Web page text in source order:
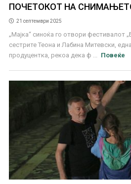
ПОЧЕТОКОТ НА
21 септември 2025
„Мајка“ синоќа го отвори фестивалот
сестрите Теона и Лабина Митевски,
продуцентка, рекоа дека ф ...
Повеќе